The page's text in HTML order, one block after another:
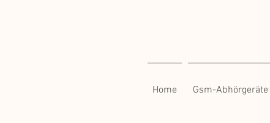
Home Gsm-Abhörgeräte